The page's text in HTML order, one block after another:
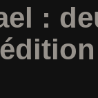
: